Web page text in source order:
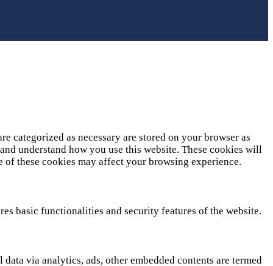
categorized as necessary are stored on your browser as
understand how you use this website. These cookies will
these cookies may affect your browsing experience.
basic functionalities and security features of the website.
via analytics, ads, other embedded contents are termed